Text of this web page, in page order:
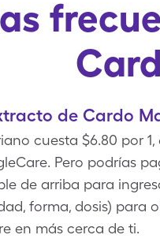
de Cardo
cuesta $6.80 por
Pero podrías
de arriba para
forma, dosis) para
en más cerca de ti.